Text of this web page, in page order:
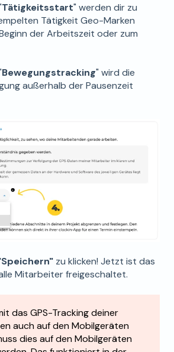
Tätigkeitsstart" werden dir zu
Tätigkeit Geo-Marken
der Arbeitszeit oder zum
Bewegungstracking" wird die
außerhalb der Pausenzeit
zu klicken! Jetzt ist das
Mitarbeiter freigeschaltet.
das GPS-Tracking deiner
auch auf den Mobilgeräten
dies auf den Mobilgeräten